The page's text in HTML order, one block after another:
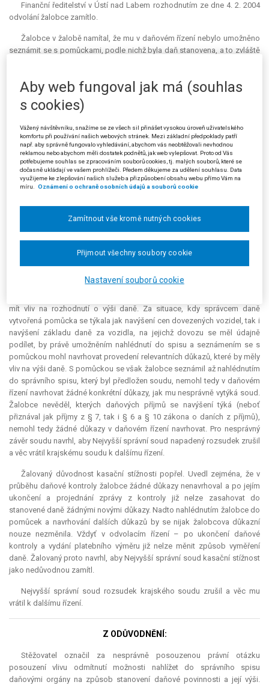
Finanční ředitelství v Ústí nad Labem rozhodnutím ze dne 4. 2. 2004
odvolání žalobce zamítlo.
Žalobce v žalobě namítal, že mu v daňovém řízení nebylo umožněno
seznámit se s pomůckami, podle nichž byla daň stanovena, a to zvláště
Krajský soud v Ústí nad Labem, pobočka v Liberci, rozsudkem ze
dne 26. 4. 2006 žalobu zamítl. V odůvodnění uvedl zejména, že žalobce
sděleno, že s podklady - s pomůckou pro stanovení daně - seznámen
nebude, a to s odkazem na § 23 odst. 2 daňového řádu. Je skutečností,
že podkladem pro rozhodnutí podle pomůcek byly výhradně podklady,
které se týkaly žalobce samotného, nebyl proto dán důvod bránit mu v
nahlédnutí do spisu ve smyslu citovaného ustanovení. V tomto
pochybení správních orgánů ovšem soud neshledal vadu, která by měla
nenamítal, jaká újma mu takovým postupem vznikla. Ztráta dokladů
sám. Je na správních orgánech poskytnout mu v takovém případě
maximální součinnost, tuto povinnost splnily.
soudu spočívající v tom, že neumožnění nahlédnutí do správního spisu,
mít vliv na rozhodnutí o výši daně. Za situace, kdy správcem daně
vytvořená pomůcka se týkala jak navýšení cen dovezených vozidel, tak i
navýšení základu daně za vozidla, na jejichž dovozu se měl údajně
podílet, by právě umožněním nahlédnutí do spisu a seznámením se s
pomůckou mohl navrhovat provedení relevantních důkazů, které by měly
vliv na výši daně. S pomůckou se však žalobce seznámil až nahlédnutím
do správního spisu, který byl předložen soudu, nemohl tedy v daňovém
řízení navrhovat žádné konkrétní důkazy, jak mu nesprávně vytýká soud.
Žalobce nevěděl, kterých daňových příjmů se navýšení týká (neboť
přiznával jak příjmy z § 7, tak i § 6 a § 10 zákona o daních z příjmů),
nemohl tedy žádné důkazy v daňovém řízení navrhovat. Pro nesprávný
závěr soudu navrhl, aby Nejvyšší správní soud napadený rozsudek zrušil
a věc vrátil krajskému soudu k dalšímu řízení.
Žalovaný důvodnost kasační stížnosti popřel. Uvedl zejména, že v
průběhu daňové kontroly žalobce žádné důkazy nenavrhoval a po jejím
ukončení a projednání zprávy z kontroly již nelze zasahovat do
stanovené daně žádnými novými důkazy. Nadto nahlédnutím žalobce do
pomůcek a navrhování dalších důkazů by se nijak žalobcova důkazní
nouze nezměnila. Vždyť v odvolacím řízení – po ukončení daňové
kontroly a vydání platebního výměru již nelze měnit způsob vyměření
daně. Žalovaný proto navrhl, aby Nejvyšší správní soud kasační stížnost
jako nedůvodnou zamítl.
Nejvyšší správní soud rozsudek krajského soudu zrušil a věc mu
vrátil k dalšímu řízení.
Z ODŮVODNĚNÍ:
Stěžovatel označil za nesprávně posouzenou právní otázku
posouzení vlivu odmítnutí možnosti nahlížet do správního spisu
daňovými orgány na způsob stanovení daňové povinnosti a její výši.
Aby web fungoval jak má (souhlas
s cookies)
Vážený návštěvníku, snažíme se ze všech sil přinášet vysokou úroveň uživatelského
komfortu při používání našich webových stránek. Mezi základní předpoklady patří
např. aby správně fungovalo vyhledávání, abychom vás neobtěžovali nevhodnou
reklamou nebo abychom měli dostatek podnětů, jak web vylepšovat. Proto od Vás
potřebujeme souhlas se zpracováním souborů cookies, tj. malých souborů, které se
dočasně ukládají ve vašem prohlížeči. Předem děkujeme za udělení souhlasu. Data
využijeme ke zlepšování našich služeb a přizpůsobení obsahu webu přímo Vám na
míru.
Oznámení o ochraně osobních údajů a souborů cookie
Nastavení souborů cookie
Zamítnout vše kromě nutných cookies
Přijmout všechny soubory cookie